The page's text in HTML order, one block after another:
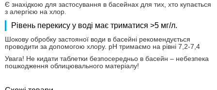
Є знахідкою для застосування в басейнах для тих, хто купається
з алергією на хлор.
Рівень перекису у воді має триматися >5 мг/л.
Шокову обробку застояної води в басейні рекомендується
проводити за допомогою хлору. рН тримаємо на рівні 7,2-7,4
Увага! Не кидати таблетки безпосередньо в басейн – небезпека
пошкодження облицювального матеріалу!